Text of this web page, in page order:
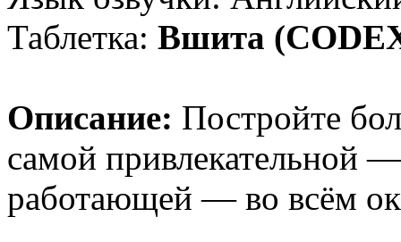
Таблетка: Вшита
Описание: Постройте
самой привлекательной
работающей — во всём